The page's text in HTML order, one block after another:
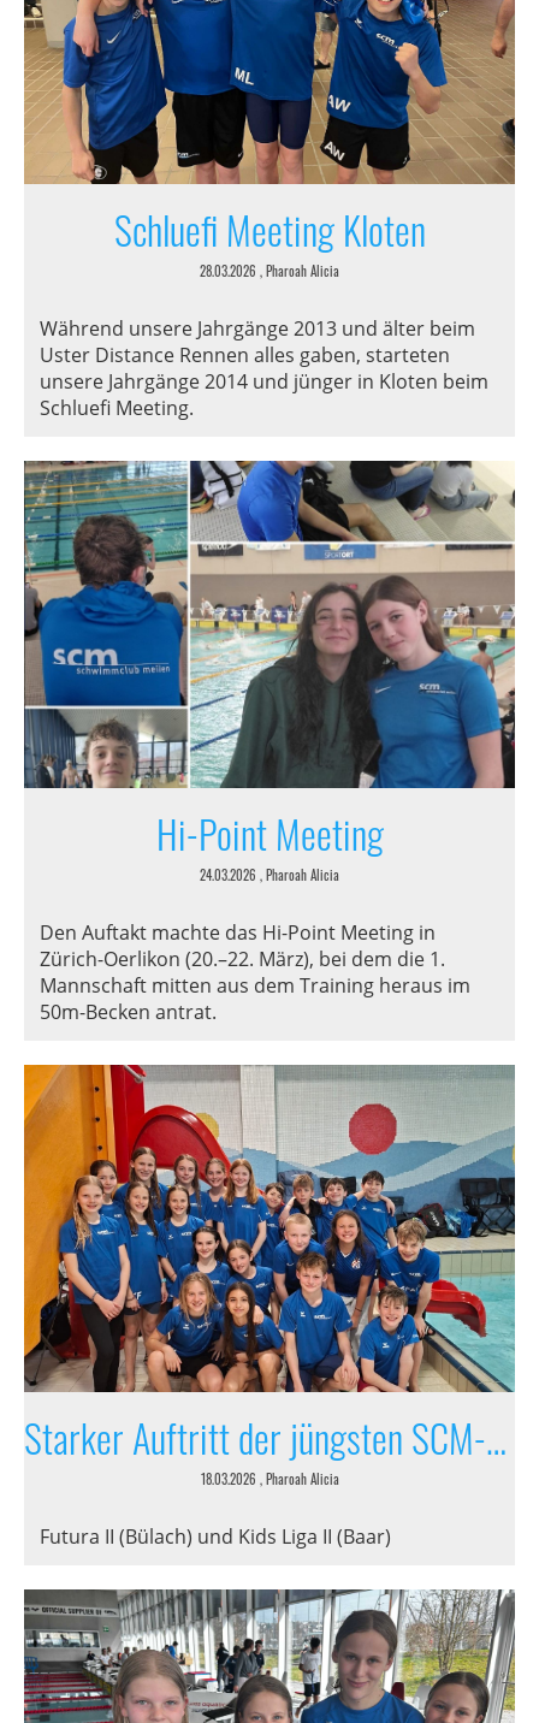
Schluefi Meeting Kloten
28.03.2026 , Pharoah Alicia
Während unsere Jahrgänge 2013 und älter beim
Uster Distance Rennen alles gaben, starteten
unsere Jahrgänge 2014 und jünger in Kloten beim
Schluefi Meeting.
Hi-Point Meeting
24.03.2026 , Pharoah Alicia
Den Auftakt machte das Hi-Point Meeting in
Zürich-Oerlikon (20.–22. März), bei dem die 1.
Mannschaft mitten aus dem Training heraus im
50m-Becken antrat.
Starker Auftritt der jüngsten SCM-Schwimmer
18.03.2026 , Pharoah Alicia
Futura II (Bülach) und Kids Liga II (Baar)